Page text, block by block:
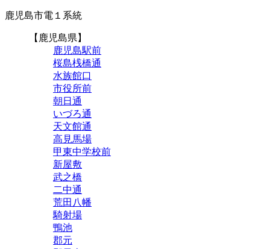
鹿児島市電１系統
【鹿児島県】
鹿児島駅前
桜島桟橋通
水族館口
市役所前
朝日通
いづろ通
天文館通
高見馬場
甲東中学校前
新屋敷
武之橋
二中通
荒田八幡
騎射場
鴨池
郡元